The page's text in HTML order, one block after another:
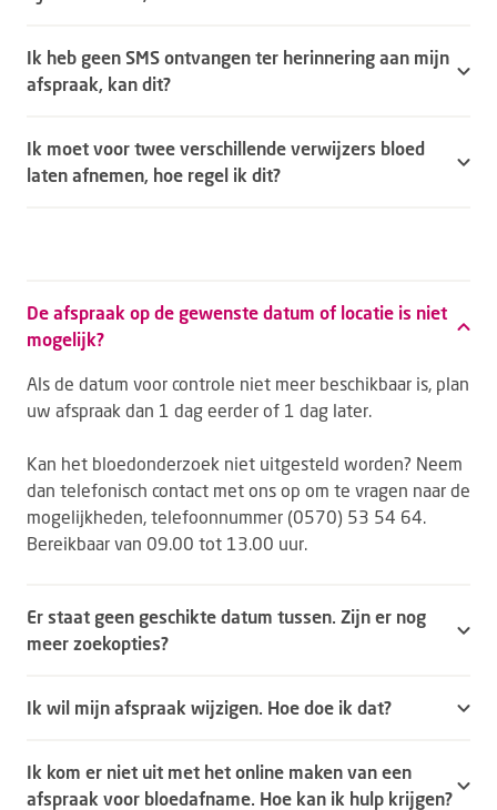
Ik heb geen SMS ontvangen ter herinnering aan mijn
afspraak, kan dit?
Ik moet voor twee verschillende verwijzers bloed
laten afnemen, hoe regel ik dit?
De afspraak op de gewenste datum of locatie is niet
mogelijk?
Als de datum voor controle niet meer beschikbaar is, plan
uw afspraak dan 1 dag eerder of 1 dag later.
Kan het bloedonderzoek niet uitgesteld worden? Neem
dan telefonisch contact met ons op om te vragen naar de
mogelijkheden, telefoonnummer (0570) 53 54 64.
Bereikbaar van 09.00 tot 13.00 uur.
Er staat geen geschikte datum tussen. Zijn er nog
meer zoekopties?
Ik wil mijn afspraak wijzigen. Hoe doe ik dat?
Ik kom er niet uit met het online maken van een
afspraak voor bloedafname. Hoe kan ik hulp krijgen?